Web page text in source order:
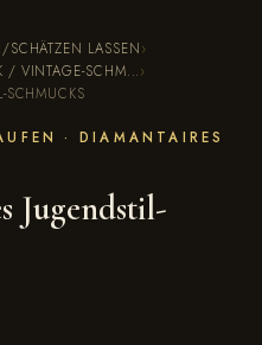
SCHÄTZEN LASSEN›
/ VINTAGE-SCHM...›
SCHMUCKS
· DIAMANTAIRES
Jugendstil-